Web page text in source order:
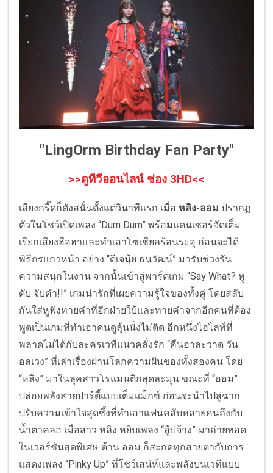
"LingOrm Birthday Fan Party"
>>ดูทีวีออนไลน์ ช่อง 3HD<<
เสียงกรี๊ดก็ดังสนั่นตั้งแต่วินาทีแรก เมื่อ หลิง-ออม ปรากฏ
ตัวในโชว์เปิดเพลง “Dum Dum” พร้อมแดนเซอร์จัดเต็ม
เรียกเสียงฮือฮาและทำเอาโซเชียลร้อนระอุ ก่อนจะได้
พิธีกรแถวหน้า อย่าง “ดีเจนุ้ย ธนวัฒน์” มารับช่วงรัน
ความสนุกในงาน จากนั้นเข้าสู่พาร์ตเกม “Say What? หู
ดับ จับคำ!!” เกมน่ารักที่เผยความรู้ใจของทั้งคู่ โดยสลับ
กันใส่หูฟังทายคำที่อีกฝ่ายใบ้และทายคำจากอีกคนที่ต้อง
พูดเป็นเกมที่ทำเอาคนดูลุ้นนั่งไม่ติด อีกหนึ่งไฮไลท์ที่
พลาดไม่ได้กับละครเวทีแนวคลั่งรัก “คืนอาละวาด วัน
อลเวง” ที่เล่าเรื่องผ่านโลกความฝันของทั้งสองคน โดย
“หลิง” มาในลุคสาวโรแมนติกสุดละมุน ขณะที่ “ออม”
ปล่อยพลังสายปาร์ตี้แบบเต็มแม็กซ์ ก่อนจะนำไปสู่ฉาก
ปรับความเข้าใจสุดซึ้งที่ทำเอาแฟนคลับหลายคนถึงกับ
น้ำตาคลอ เมื่อสาว หลิง หยิบเพลง “อู้บ่จ้าง” มาถ่ายทอด
ในเวอร์ชันสุดพิเศษ ด้าน ออม ก็สะกดทุกสายตากับการ
แสดงเพลง “Pinky Up” ที่โชว์เสน่ห์และพลังบนเวทีแบบ